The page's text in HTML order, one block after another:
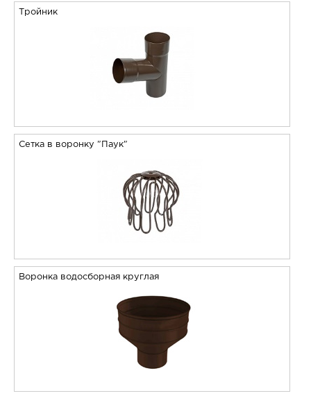
Тройник
Сетка в воронку "Паук"
Воронка водосборная круглая